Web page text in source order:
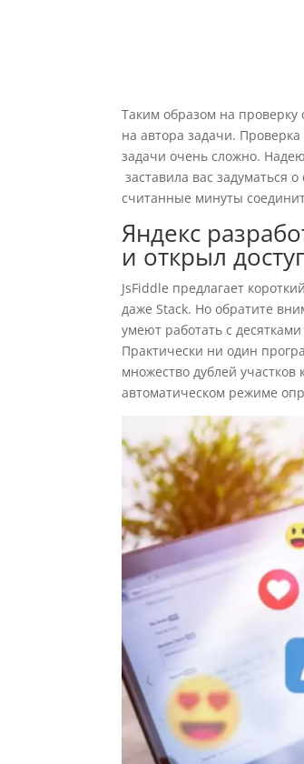
Таким образом на проверку
на автора задачи.
задачи очень сложно.
заставила вас задуматься
считанные минуты
Яндекс
и открыл
JsFiddle предлагает
даже Stack. Но обратите
умеют работать с
Практически ни один
множество дублей
автоматическом режиме